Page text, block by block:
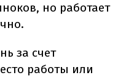
но работает
за счет
работы или